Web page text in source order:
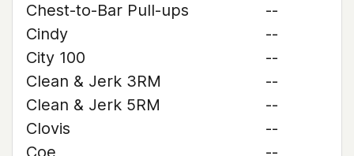
Chest-to-Bar Pull-ups
--
Cindy
--
City 100
--
Clean & Jerk 3RM
--
Clean & Jerk 5RM
--
Clovis
--
Coe
--